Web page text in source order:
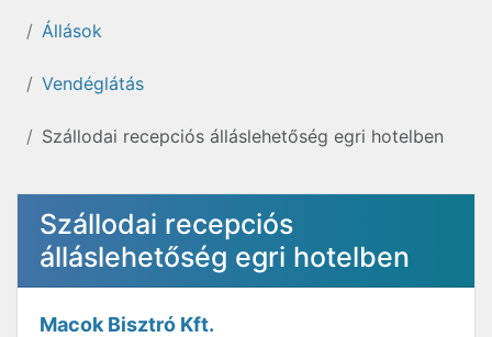
Állások
Vendéglátás
Szállodai recepciós álláslehetőség egri hotelben
Szállodai recepciós
álláslehetőség egri hotelben
Macok Bisztró Kft.